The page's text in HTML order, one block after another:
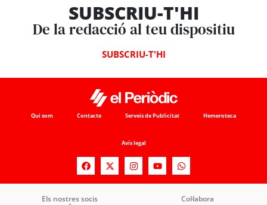
SUBSCRIU-T'HI
De la redacció al teu dispositiu
SUBSCRIU-T'HI
Qui som Contacte Serveis de Publicitat Hemeroteca
Avís legal
Els nostres socis Col·labora